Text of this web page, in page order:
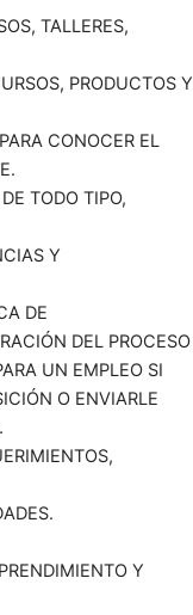
TALLERES,
PRODUCTOS Y
CONOCER EL
TODO TIPO,
Y
DE
DEL PROCESO
UN EMPLEO SI
O ENVIARLE
Y